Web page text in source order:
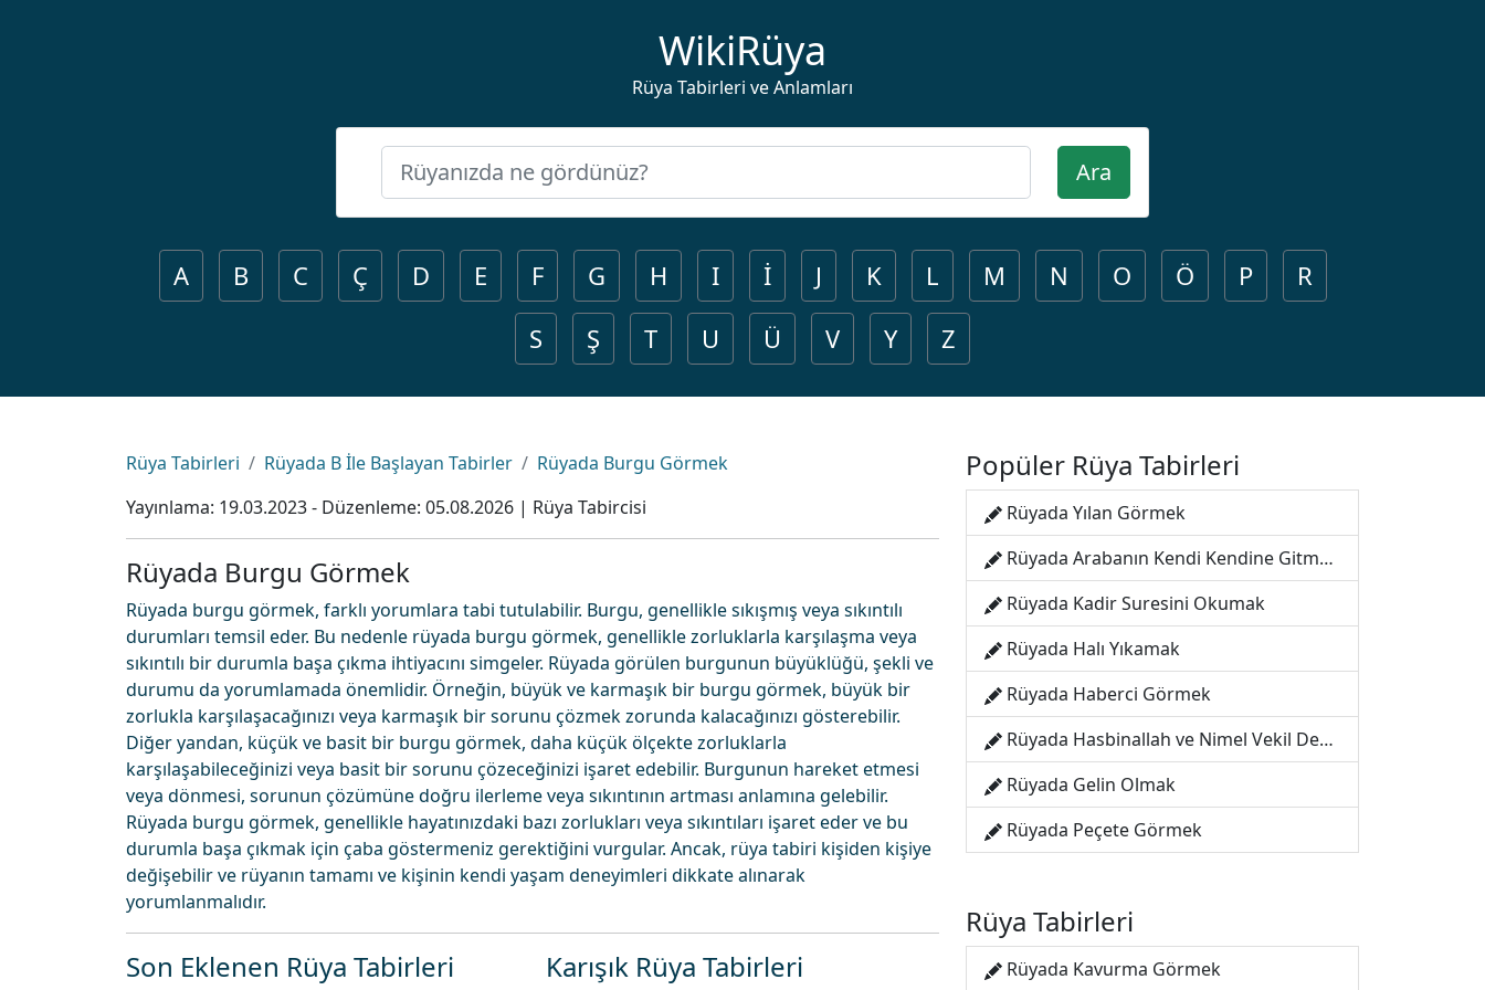
WikiRüya
Rüya Tabirleri ve Anlamları
Ara
A B C Ç D E F G H I İ J K L M N O Ö P
R
S
Ş T U Ü V Y Z
Rüya Tabirleri Rüyada B İle Başlayan Tabirler
Rüyada Burgu Görmek
Yayınlama: 19.03.2023- Düzenleme: 05.08.2026 | Rüya Tabircisi
Rüyada Burgu Görmek
Rüyada burgu görmek, farklı yorumlara tabi tutulabilir. Burgu, genellikle sıkışmış veya sıkıntılı
durumları temsil eder. Bu nedenle rüyada burgu görmek, genellikle zorluklarla karşılaşma veya
sıkıntılı bir durumla başa çıkma ihtiyacını simgeler. Rüyada görülen burgunun büyüklüğü, şekli ve
durumu da yorumlamada önemlidir. Örneğin, büyük ve karmaşık bir burgu görmek, büyük bir
zorlukla karşılaşacağınızı veya karmaşık bir sorunu çözmek zorunda kalacağınızı gösterebilir.
Diğer yandan, küçük ve basit bir burgu görmek, daha küçük ölçekte zorluklarla
karşılaşabileceğinizi veya basit bir sorunu çözeceğinizi işaret edebilir. Burgunun hareket etmesi
veya dönmesi, sorunun çözümüne doğru ilerleme veya sıkıntının artması anlamına gelebilir.
Rüyada burgu görmek, genellikle hayatınızdaki bazı zorlukları veya sıkıntıları işaret eder ve bu
durumla başa çıkmak için çaba göstermeniz gerektiğini vurgular. Ancak, rüya tabiri kişiden kişiye
değişebilir ve rüyanın tamamı ve kişinin kendi yaşam deneyimleri dikkate alınarak
yorumlanmalıdır.
Son Eklenen Rüya Tabirleri Karışık Rüya Tabirleri
Popüler Rüya Tabirleri
Rüyada Yılan Görmek
Rüyada Arabanın Kendi Kendine Gitmesi
Rüyada Kadir Suresini Okumak
Rüyada Halı Yıkamak
Rüyada Haberci Görmek
Rüyada Hasbinallah ve Nimel Vekil Demek
Rüyada Gelin Olmak
Rüyada Peçete Görmek
Rüya Tabirleri
Rüyada Kavurma Görmek